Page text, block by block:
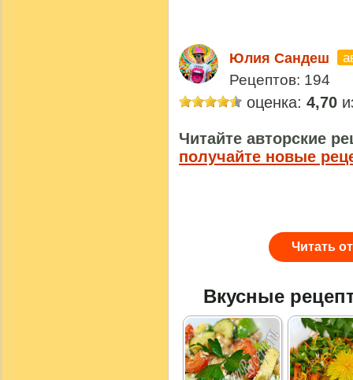
Юлия Сандеш
Рецептов: 194
оценка: 4,70
Читайте авторские
получайте новые
Читать
Вкусные